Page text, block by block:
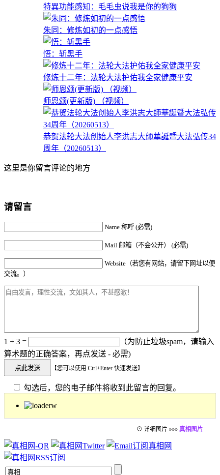
特異功能感知：毛毛虫说我是你的狗狗
朱同：修炼如初的一点感悟
悟：斩黑手
修炼十二年：法轮大法护佑我全家健康平安
师恩颂(更新版) （视频）
恭贺法轮大法创始人李洪志大師華誕暨大法弘传34
周年（20260513）
这里是你留言评论的地方
请留言
Name 称呼 (必需)
Mail 邮箱（不会公开） (必需)
Website（若您有网站，请留下网址以便
交流。）
1 + 3 =
（为防止垃圾spam，请输入
算术题的正确答案，再点发送 - 必需)
【您可以使用 Ctrl+Enter 快速发送】
勾选后，您的电子邮件将收到此留言的回复。
⊙ 详细图片 »»» 真相图片